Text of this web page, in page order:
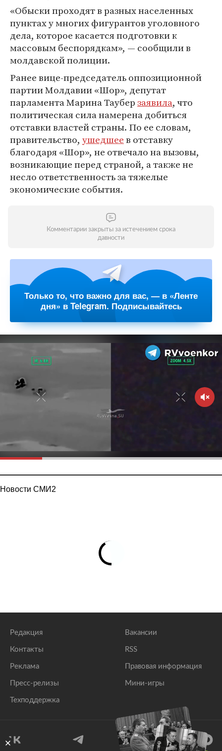
«Обыски проходят в разных населенных
пунктах у многих фигурантов уголовного
дела, которое касается подготовки к
массовым беспорядкам», — сообщили в
молдавской полиции.
Ранее вице-председатель оппозиционной
партии Молдавии «Шор», депутат
парламента Марина Тауберзаявила, что
политическая сила намерена добиться
отставки властей страны. По ее словам,
правительство, ушедшеев отставку
благодаря «Шор», не отвечало на вызовы,
возникающие перед страной, а также не
несло ответственность за тяжелые
экономические события.
Комментарии закрыты за истечением срока
давности
Только то, что важно для вас, — в «Ленте
дня» в Telegram. Подписывайтесь
Новости СМИ2
Редакция
Контакты
Реклама
Пресс-релизы
Техподдержка
Вакансии
RSS
Правовая информация
Мини-игры